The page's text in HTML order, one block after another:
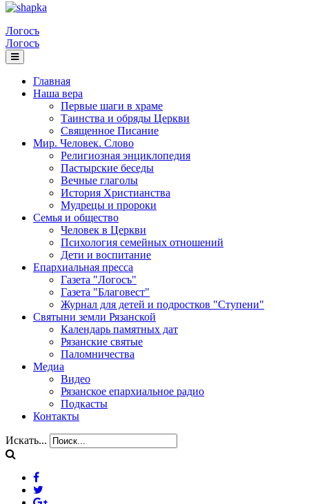
Логосъ
Логосъ
Главная
Наша вера
Первые шаги в храме
Таинства и обряды Церкви
Священное Писание
Мир. Человек. Слово
Религиозная энциклопедия
Пастырские беседы
Вечные глаголы
История Христианства
Мудрецы и пророки
Семья и общество
Человек в Церкви
Психология семейных отношений
Дети и воспитание
Епархиальная пресса
Газета "Логосъ"
Газета "Благовест"
Журнал для детей и подростков "Ступени"
Святыни земли Рязанской
Календарь памятных дат
Рязанские святые
Паломничества
Медиа
Видео
Рязанское епархиальное радио
Подкасты
Контакты
Искать...